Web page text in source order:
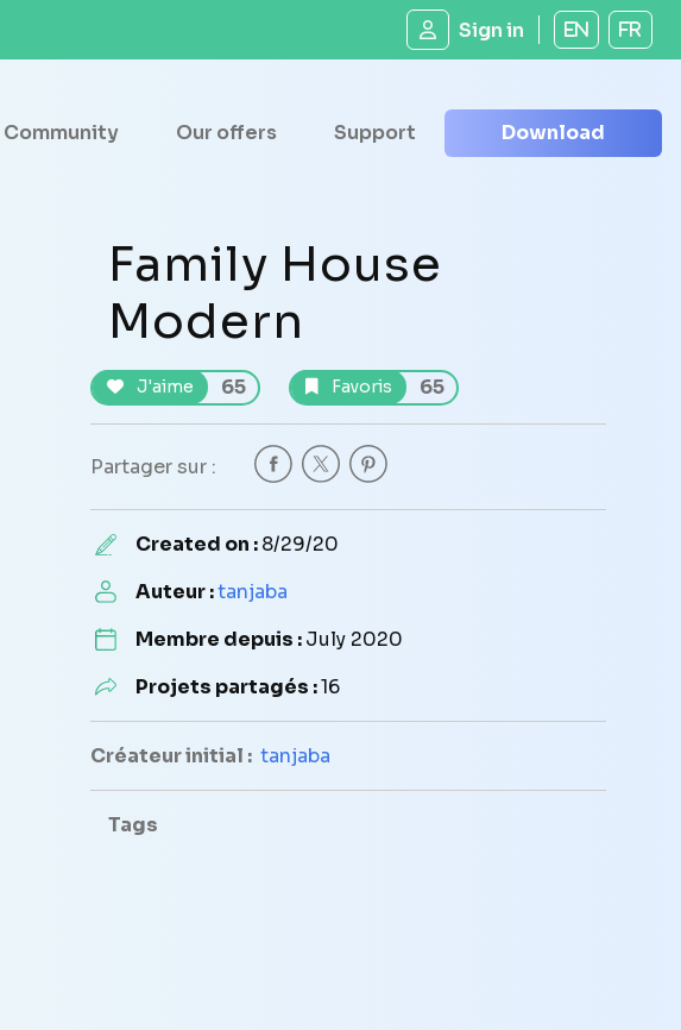
Sign in EN FR
Community Our offers Support Download
Family House
Modern
J'aime 65 Favoris 65
Partager sur :
Created on :8/29/20
Auteur :tanjaba
Membre depuis :July 2020
Projets partagés :16
Créateur initial : tanjaba
Tags